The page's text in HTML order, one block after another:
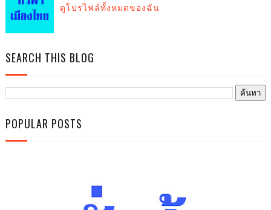
ดูโปรไฟล์ทั้งหมดของฉัน
SEARCH THIS BLOG
POPULAR POSTS